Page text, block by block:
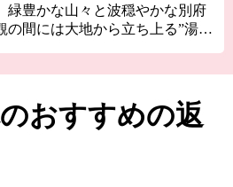
緑豊かな山々と波穏やかな別府
の間には大地から立ち上る”湯け
気も違うため飽きることのない
ぎ2番目となる約11万人ですが、
生が勉学に励んでおり、日本で
おすすめの返